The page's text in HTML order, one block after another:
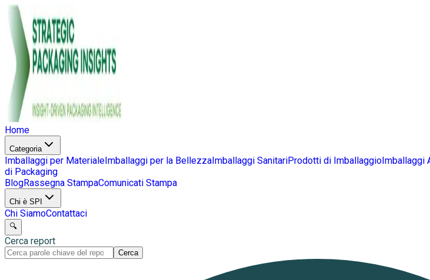
Home
Categoria
Imballaggi per MaterialeImballaggi per la BellezzaImballaggi SanitariProdotti di ImballaggioImballaggi
di Packaging
BlogRassegna StampaComunicati Stampa
Chi è SPI
Chi SiamoContattaci
🔍
Cerca report
Cerca